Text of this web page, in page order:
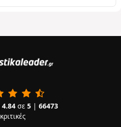
4.84σε 5| 66473
κριτικές